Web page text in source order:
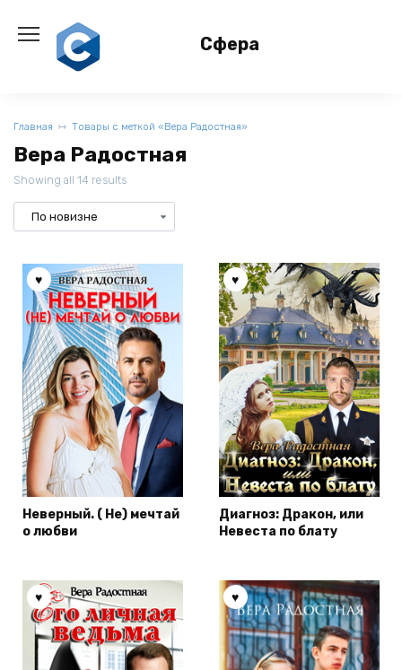
содержанию
Сфера
Главная Товары с меткой «Вера Радостная»
Вера Радостная
Showing all 14 results
Неверный. ( Не) мечтай
о любви
Диагноз: Дракон, или
Невеста по блату